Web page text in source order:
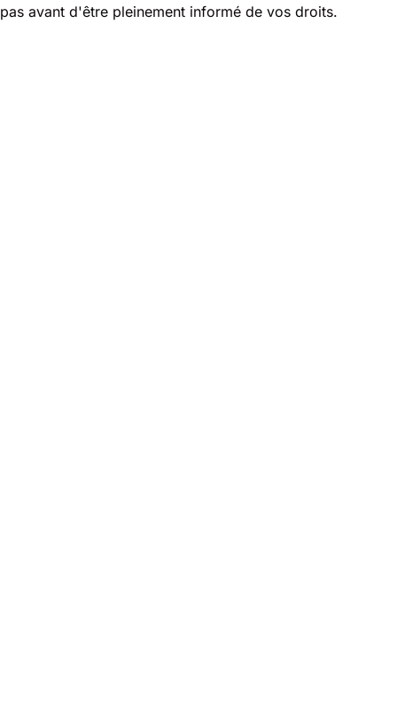
pas avant d'être pleinement informé de vos droits.